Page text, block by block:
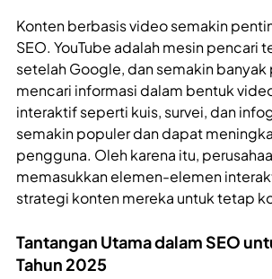
Konten berbasis video semakin
SEO. YouTube adalah mesin pencari
setelah Google, dan semakin
mencari informasi dalam bentuk
interaktif seperti kuis, survei, dan
semakin populer dan dapat
pengguna. Oleh karena itu,
memasukkan elemen-elemen
strategi konten mereka untuk tetap
Tantangan Utama dalam SEO
Tahun 2025